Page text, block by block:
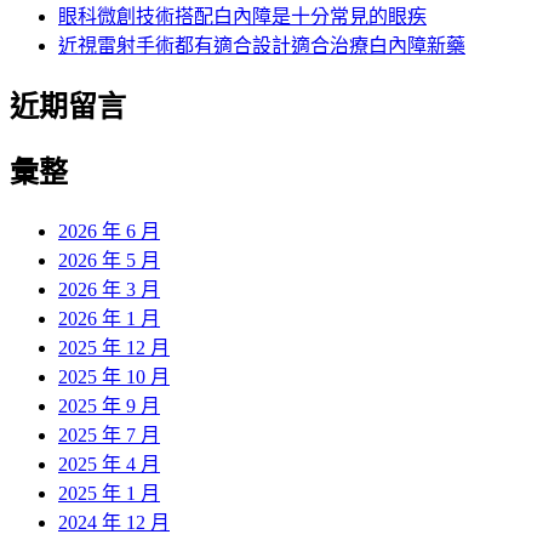
眼科微創技術搭配白內障是十分常見的眼疾
近視雷射手術都有適合設計適合治療白內障新藥
近期留言
彙整
2026 年 6 月
2026 年 5 月
2026 年 3 月
2026 年 1 月
2025 年 12 月
2025 年 10 月
2025 年 9 月
2025 年 7 月
2025 年 4 月
2025 年 1 月
2024 年 12 月